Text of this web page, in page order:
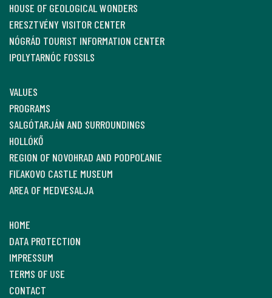
HOUSE OF GEOLOGICAL WONDERS
ERESZTVÉNY VISITOR CENTER
NÓGRÁD TOURIST INFORMATION CENTER
IPOLYTARNÓC FOSSILS
VALUES
PROGRAMS
SALGÓTARJÁN AND SURROUNDINGS
HOLLÓKŐ
REGION OF NOVOHRAD AND PODPOĽANIE
FIĽAKOVO CASTLE MUSEUM
AREA OF MEDVESALJA
HOME
DATA PROTECTION
IMPRESSUM
TERMS OF USE
CONTACT